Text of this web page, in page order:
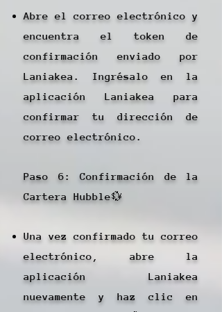
Abre el correo electrónico y
encuentra el token de
confirmación enviado por
Laniakea. Ingrésalo en la
aplicación Laniakea para
confirmar tu dirección de
correo electrónico.
Paso 6: Confirmación de la
Cartera Hubble💱
Una vez confirmado tu correo
electrónico, abre la
aplicación Laniakea
nuevamente y haz clic en